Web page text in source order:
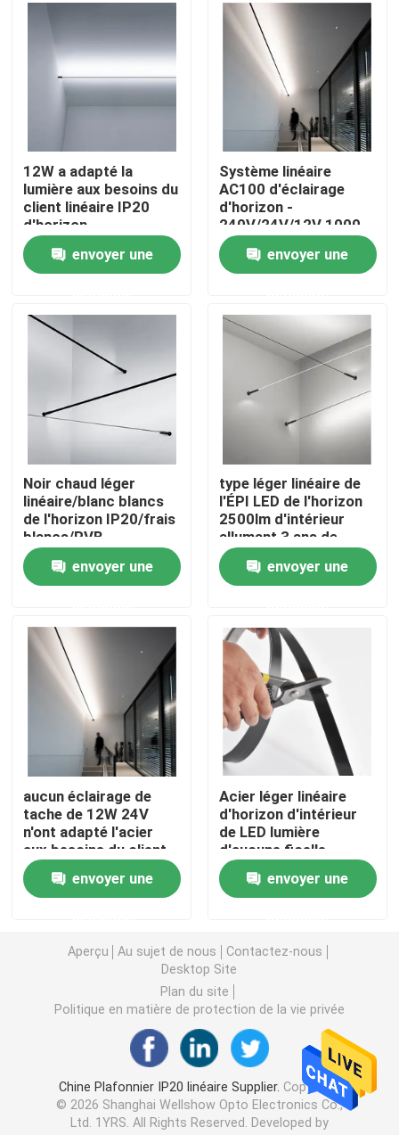
Aperçu
Produits
Vidéos
A propos de nous
Contrôle de la qualité
Contact
Demande de soumission
Lumière de bande au néon de LED
lumière de bande flexible au néon
Lumière de bande au néon de silicone
lumière menée d'épi
Lumière de bande flexible de LED
Lumière linéaire d'horizon
Sous la lumière de bande du Cabinet LED
Lumière de bijoux de LED
12W a adapté la
lumière aux besoins du
client linéaire IP20
d'horizon
envoyer une
Système linéaire
AC100 d'éclairage
d'horizon -
240V/24V/12V 1000
heures de durée de vie
envoyer une
Noir chaud léger
linéaire/blanc blancs
de l'horizon IP20/frais
blancs/RVB
envoyer une
type léger linéaire de
l'ÉPI LED de l'horizon
2500lm d'intérieur
allumant 3 ans de
garantie
envoyer une
aucun éclairage de
tache de 12W 24V
n'ont adapté l'acier
aux besoins du client
léger linéaire
d'horizon/en
plastique/aluminium
envoyer une
Acier léger linéaire
d'horizon d'intérieur
de LED lumière
d'aucune ficelle
12v/24v de tache
envoyer une
Aperçu Au sujet de nous
Contactez-nous
Desktop Site
Plan du site
Politique en matière de protection de la vie privée
Chine Plafonnier IP20 linéaire Supplier. Copyright
© 2026 Shanghai Wellshow Opto Electronics Co.,
Ltd. 1YRS. All Rights Reserved. Developed by